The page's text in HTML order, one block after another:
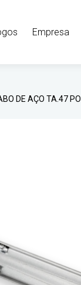
Empresa
DE AÇO TA.47